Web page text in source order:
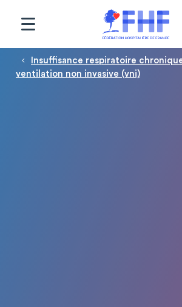
Fil d'Ariane
Insuffisance respiratoire
ventilation non invasive (vni)
Panneau de gestion des cookies